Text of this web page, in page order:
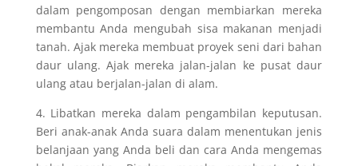
dalam pengomposan dengan membiarkan mereka
membantu Anda mengubah sisa makanan menjadi
tanah. Ajak mereka membuat proyek seni dari bahan
daur ulang. Ajak mereka jalan-jalan ke pusat daur
ulang atau berjalan-jalan di alam.
4. Libatkan mereka dalam pengambilan keputusan.
Beri anak-anak Anda suara dalam menentukan jenis
belanjaan yang Anda beli dan cara Anda mengemas